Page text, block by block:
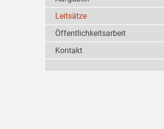
Leitsätze
Öffentlichkeitsarbeit
Kontakt